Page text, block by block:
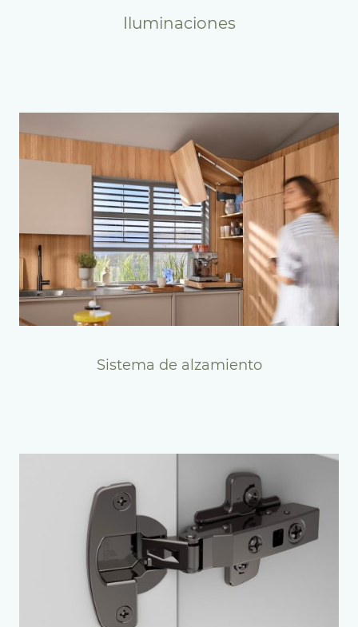
Iluminaciones
Sistema de alzamiento